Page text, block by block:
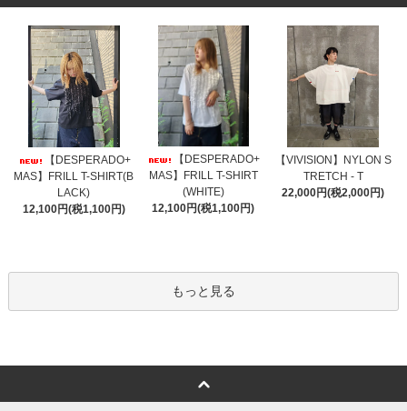
【DESPERADO+
MAS】FRILL T-SHIRT(B
LACK)
12,100円(税1,100円)
【DESPERADO+
MAS】FRILL T-SHIRT
(WHITE)
12,100円(税1,100円)
【VIVISION】NYLON S
TRETCH - T
22,000円(税2,000円)
もっと見る